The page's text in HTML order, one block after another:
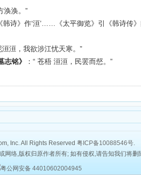
涣涣。”
韩诗》作‘洹’……《太平御览》引《韩诗传
洹洹，我欲涉江忧天寒。”
铭》 ：“ 苍梧 洹洹，民罢而惄。”
Inc. All Rights Reserved 粤ICP备10088546号.
络,版权归原作者所有; 如有侵权,请告知我们将删
粤公网安备 44010602004945